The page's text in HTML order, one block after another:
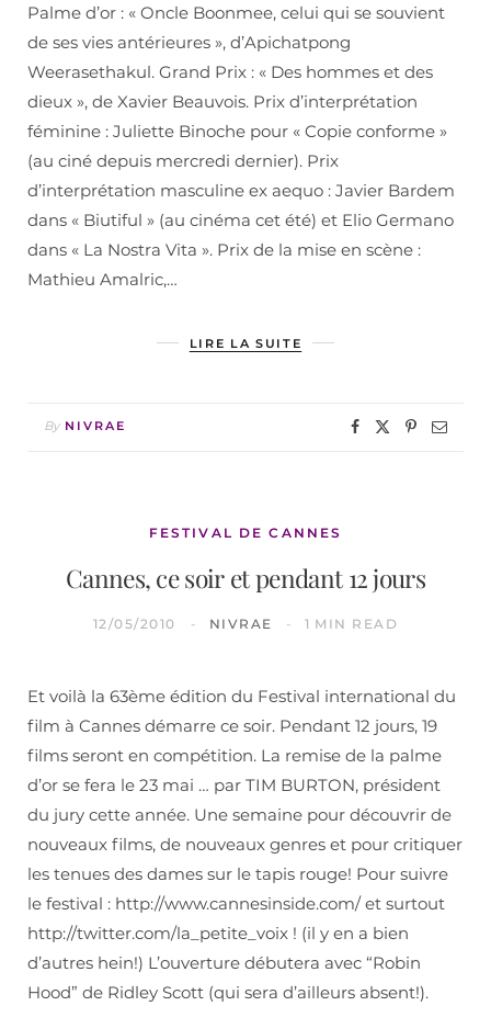
Palme d’or : « Oncle Boonmee, celui qui se souvient
de ses vies antérieures », d’Apichatpong
Weerasethakul. Grand Prix : « Des hommes et des
dieux », de Xavier Beauvois. Prix d’interprétation
féminine : Juliette Binoche pour « Copie conforme »
(au ciné depuis mercredi dernier). Prix
d’interprétation masculine ex aequo : Javier Bardem
dans « Biutiful » (au cinéma cet été) et Elio Germano
dans « La Nostra Vita ». Prix de la mise en scène :
Mathieu Amalric,…
LIRE LA SUITE
By NIVRAE
FESTIVAL DE CANNES
Cannes, ce soir et pendant 12 jours
12/05/2010 NIVRAE 1 MIN READ
Et voilà la 63ème édition du Festival international du
film à Cannes démarre ce soir. Pendant 12 jours, 19
films seront en compétition. La remise de la palme
d’or se fera le 23 mai … par TIM BURTON, président
du jury cette année. Une semaine pour découvrir de
nouveaux films, de nouveaux genres et pour critiquer
les tenues des dames sur le tapis rouge! Pour suivre
le festival : http://www.cannesinside.com/ et surtout
http://twitter.com/la_petite_voix ! (il y en a bien
d’autres hein!) L’ouverture débutera avec “Robin
Hood” de Ridley Scott (qui sera d’ailleurs absent!).